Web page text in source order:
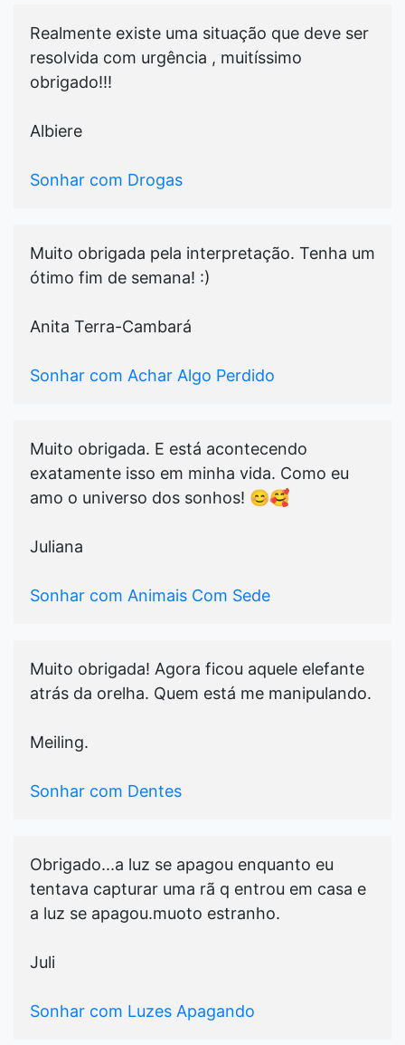
Realmente existe uma situação que deve ser
resolvida com urgência , muitíssimo
obrigado!!!
Albiere
Sonhar com Drogas
Muito obrigada pela interpretação. Tenha um
ótimo fim de semana! :)
Anita Terra-Cambará
Sonhar com Achar Algo Perdido
Muito obrigada. E está acontecendo
exatamente isso em minha vida. Como eu
amo o universo dos sonhos! 😊🥰
Juliana
Sonhar com Animais Com Sede
Muito obrigada! Agora ficou aquele elefante
atrás da orelha. Quem está me manipulando.
Meiling.
Sonhar com Dentes
Obrigado...a luz se apagou enquanto eu
tentava capturar uma rã q entrou em casa e
a luz se apagou.muoto estranho.
Juli
Sonhar com Luzes Apagando